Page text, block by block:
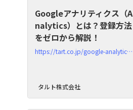
Googleアナリティクス（A
nalytics）とは？登録方法
をゼロから解説！
https://tart.co.jp/google-analytics-entry
タルト株式会社